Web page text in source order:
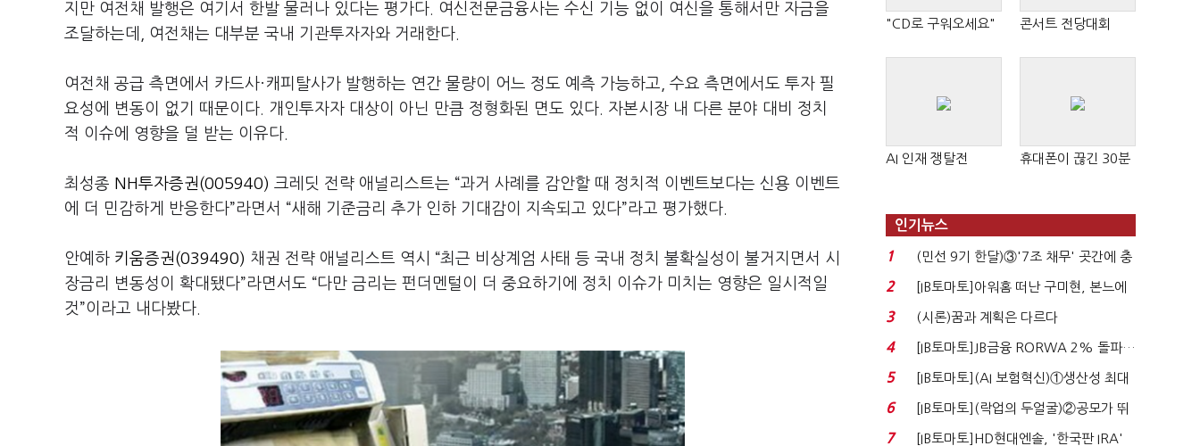
지만 여전채 발행은 여기서 한발 물러나 있다는 평가다. 여신전문금융사는 수신 기능 없이 여신을 통해서만 자금을
조달하는데, 여전채는 대부분 국내 기관투자자와 거래한다.
여전채 공급 측면에서 카드사·캐피탈사가 발행하는 연간 물량이 어느 정도 예측 가능하고, 수요 측면에서도 투자 필
요성에 변동이 없기 때문이다. 개인투자자 대상이 아닌 만큼 정형화된 면도 있다. 자본시장 내 다른 분야 대비 정치
적 이슈에 영향을 덜 받는 이유다.
최성종 NH투자증권(005940) 크레딧 전략 애널리스트는 “과거 사례를 감안할 때 정치적 이벤트보다는 신용 이벤트
에 더 민감하게 반응한다”라면서 “새해 기준금리 추가 인하 기대감이 지속되고 있다”라고 평가했다.
안예하 키움증권(039490) 채권 전략 애널리스트 역시 “최근 비상계엄 사태 등 국내 정치 불확실성이 불거지면서 시
장금리 변동성이 확대됐다”라면서도 “다만 금리는 펀더멘털이 더 중요하기에 정치 이슈가 미치는 영향은 일시적일
것”이라고 내다봤다.
"CD로 구워오세요" 콘서트 전당대회
AI 인재 쟁탈전 휴대폰이 끊긴 30분
인기뉴스
1
(민선 9기 한달)③'7조 채무' 곳간에 충
격…추미애, 20년...
2
[IB토마토]아워홈 떠난 구미현, 본느에
340억 베팅…가...
3 (시론)꿈과 계획은 다르다
4
[IB토마토]JB금융 RORWA 2% 돌파…
실적 견인은 은행 ...
5
[IB토마토](AI 보험혁신)①생산성 최대
80% 개선…현실...
6
[IB토마토](락업의 두얼굴)②공모가 뛰
자 첫날 매도…FI ...
7
[IB토마토]HD현대엔솔, '한국판 IRA'